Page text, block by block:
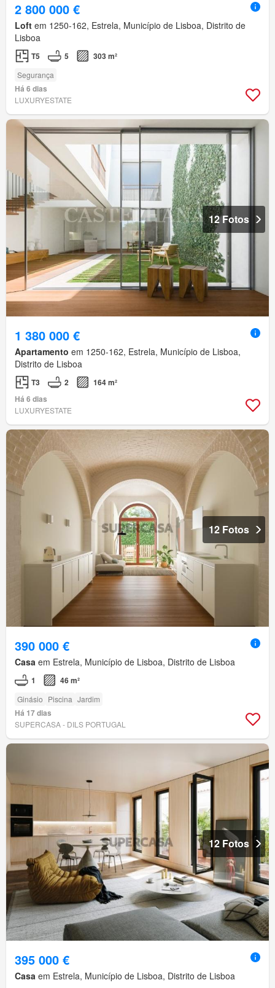
2 800 000 €
Loft em 1250-162, Estrela, Município de Lisboa, Distrito de
Lisboa
T5 5 303 m²
Segurança
Há 6 dias
LUXURYESTATE
12 Fotos
1 380 000 €
Apartamento em 1250-162, Estrela, Município de Lisboa,
Distrito de Lisboa
T3 2
164 m²
Há 6 dias
LUXURYESTATE
12 Fotos
390 000 €
Casa em Estrela, Município de Lisboa, Distrito de Lisboa
1 46 m²
Ginásio Piscina Jardim
Há 17 dias
SUPERCASA - DILS PORTUGAL
12 Fotos
395 000 €
Casa em Estrela, Município de Lisboa, Distrito de Lisboa